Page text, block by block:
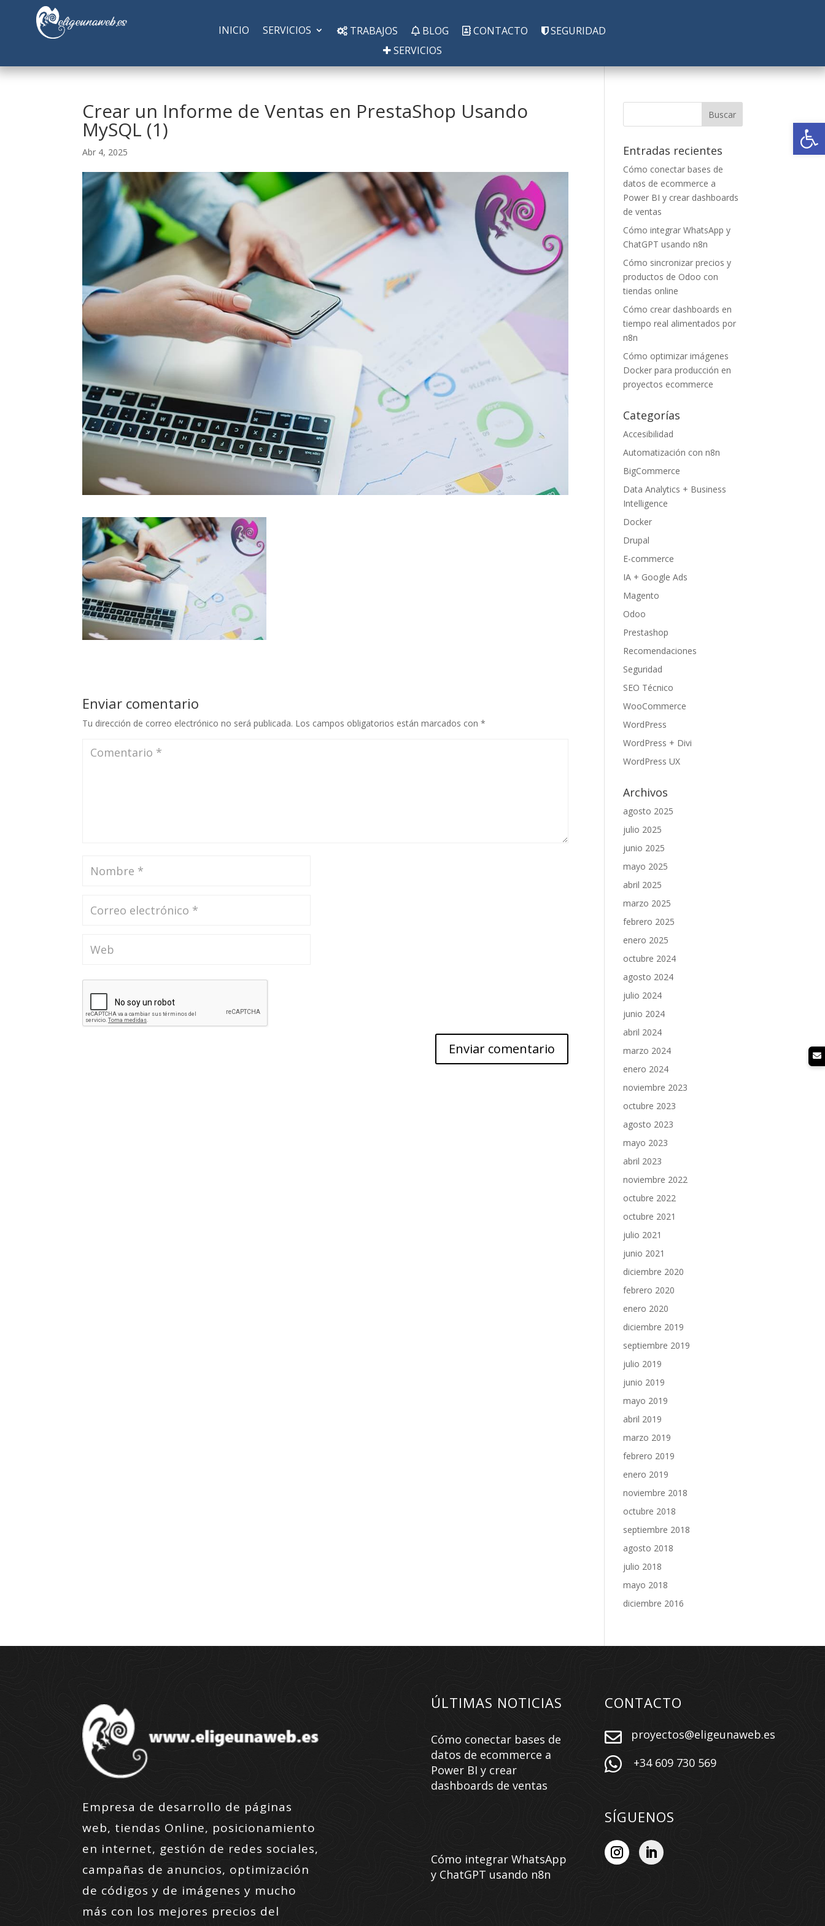
INICIO SERVICIOS TRABAJOS BLOG CONTACTO
SEGURIDAD
SERVICIOS
Crear un Informe de Ventas en PrestaShop Usando
MySQL (1)
Abr 4, 2025
Enviar comentario
Tu dirección de correo electrónico no será publicada. Los campos obligatorios están marcados con*
Entradas recientes
Cómo conectar bases de
datos de ecommerce a
Power BI y crear dashboards
de ventas
Cómo integrar WhatsApp y
ChatGPT usando n8n
Cómo sincronizar precios y
productos de Odoo con
tiendas online
Cómo crear dashboards en
tiempo real alimentados por
n8n
Cómo optimizar imágenes
Docker para producción en
proyectos ecommerce
Categorías
Accesibilidad
Automatización con n8n
BigCommerce
Data Analytics + Business
Intelligence
Docker
Drupal
E-commerce
IA + Google Ads
Magento
Odoo
Prestashop
Recomendaciones
Seguridad
SEO Técnico
WooCommerce
WordPress
WordPress + Divi
WordPress UX
Archivos
agosto 2025
julio 2025
junio 2025
mayo 2025
abril 2025
marzo 2025
febrero 2025
enero 2025
octubre 2024
agosto 2024
julio 2024
junio 2024
abril 2024
marzo 2024
enero 2024
noviembre 2023
octubre 2023
agosto 2023
mayo 2023
abril 2023
noviembre 2022
octubre 2022
octubre 2021
julio 2021
junio 2021
diciembre 2020
febrero 2020
enero 2020
diciembre 2019
septiembre 2019
julio 2019
junio 2019
mayo 2019
abril 2019
marzo 2019
febrero 2019
enero 2019
noviembre 2018
octubre 2018
septiembre 2018
agosto 2018
julio 2018
mayo 2018
diciembre 2016
Empresa de desarrollo de páginas
web, tiendas Online, posicionamiento
en internet, gestión de redes sociales,
campañas de anuncios, optimización
de códigos y de imágenes y mucho
más con los mejores precios del
ÚLTIMAS NOTICIAS
Cómo conectar bases de
datos de ecommerce a
Power BI y crear
dashboards de ventas
Cómo integrar WhatsApp
y ChatGPT usando n8n
CONTACTO
 proyectos@eligeunaweb.es
 +34 609 730 569
SÍGUENOS